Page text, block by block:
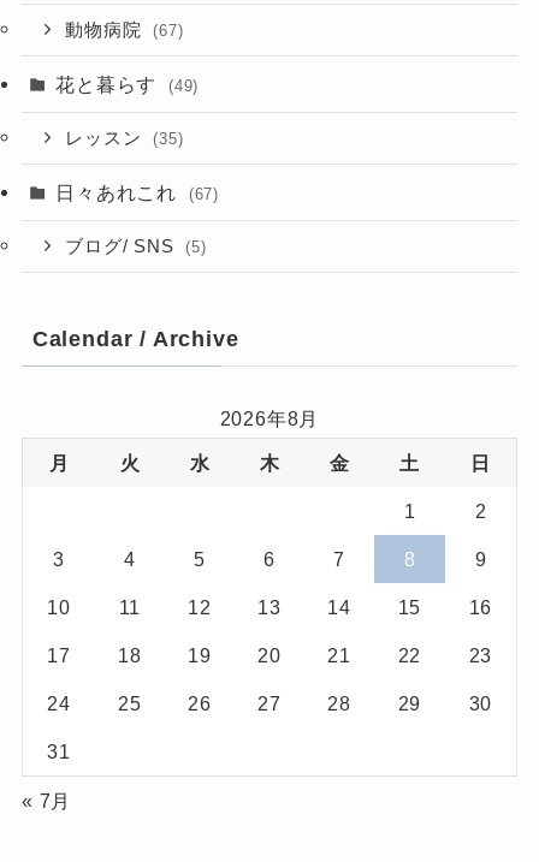
動物病院 (67)
花と暮らす (49)
レッスン (35)
日々あれこれ (67)
ブログ/ SNS (5)
Calendar / Archive
2026年8月
月 火 水 木 金 土 日
1 2
3 4 5 6 7 8 9
10 11 12 13 14 15 16
17 18 19 20 21 22 23
24 25 26 27 28 29 30
31
« 7月